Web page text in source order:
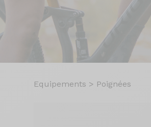
Equipements > Poignées